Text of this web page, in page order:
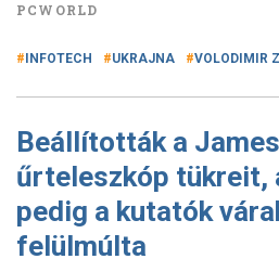
PCWORLD
INFOTECH UKRAJNA VOLODIMIR
Beállították a
űrteleszkóp tükreit,
pedig a kutatók
felülmúlta